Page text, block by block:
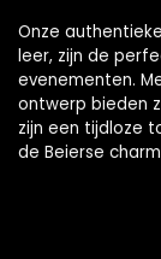
Onze
leer, zijn de
evenementen.
ontwerp bieden
zijn een tijdloze
de Beierse